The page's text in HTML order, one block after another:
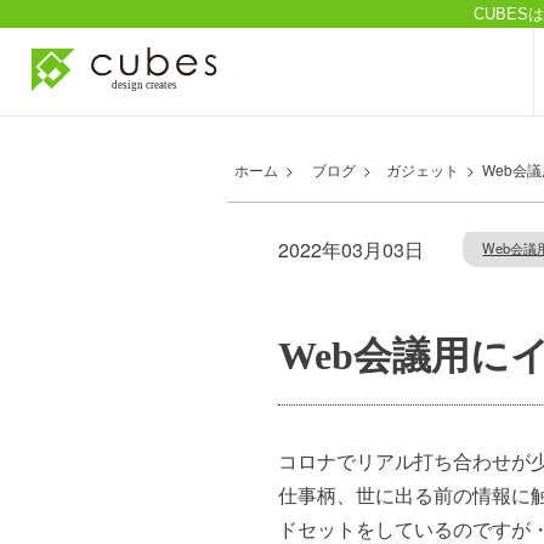
CUBES
ホーム > ブログ > ガジェット > Web会
2022年03月03日 Web会議
Web会議用に
コロナでリアル打ち合わせが
仕事柄、世に出る前の情報に
ドセットをしているのです